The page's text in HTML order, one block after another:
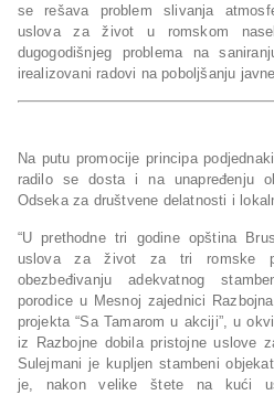
se rešava problem slivanja
uslova za život u romskom
dugogodišnjeg problema na
irealizovani radovi na poboljšanju
Na putu promocije principa
radilo se dosta i na unapređenju
Odseka za društvene delatnosti i
“U prethodne tri godine opština
uslova za život za tri romske
obezbeđivanju adekvatnog
porodice u Mesnoj zajednici
projekta “Sa Tamarom u akciji”, u
iz Razbojne dobila pristojne uslove
Sulejmani je kupljen stambeni
je, nakon velike štete na kući